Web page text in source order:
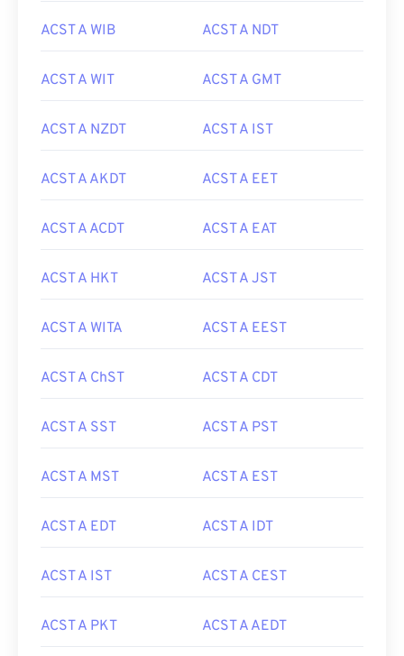
ACST A WIB ACST A NDT
ACST A WIT ACST A GMT
ACST A NZDT ACST A IST
ACST A AKDT ACST A EET
ACST A ACDT ACST A EAT
ACST A HKT ACST A JST
ACST A WITA ACST A EEST
ACST A ChST ACST A CDT
ACST A SST ACST A PST
ACST A MST ACST A EST
ACST A EDT ACST A IDT
ACST A IST ACST A CEST
ACST A PKT ACST A AEDT